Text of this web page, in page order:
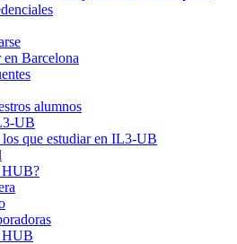
Barcelona
alumnos
UB
que estudiar en IL3-UB
HUB?
HUB